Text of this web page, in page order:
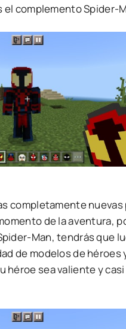
complemento Spider-
completamente
de la aventura,
Man, tendrás que
de modelos de
héroe sea valiente y